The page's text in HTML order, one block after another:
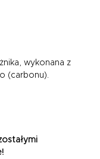
wykonana z
(carbonu).